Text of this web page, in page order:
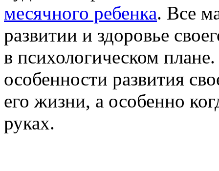
месячного ребенка. Все
развитии и здоровье
в психологическом
особенности развития
его жизни, а особенно
руках.